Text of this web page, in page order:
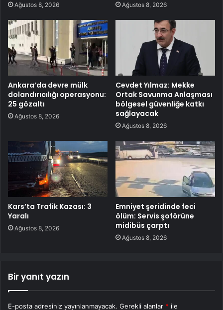
Ağustos 8, 2026 Ağustos 8, 2026
Ankara’da devre mülk
dolandırıcılığı operasyonu:
25 gözaltı
Ağustos 8, 2026
Cevdet Yılmaz: Mekke
Ortak Savunma Anlaşması
bölgesel güvenliğe katkı
sağlayacak
Ağustos 8, 2026
Kars’ta Trafik Kazası: 3
Yaralı
Ağustos 8, 2026
Emniyet şeridinde feci
ölüm: Servis şoförüne
midibüs çarptı
Ağustos 8, 2026
Bir yanıt yazın
E-posta adresiniz yayınlanmayacak. Gerekli alanlar * ile